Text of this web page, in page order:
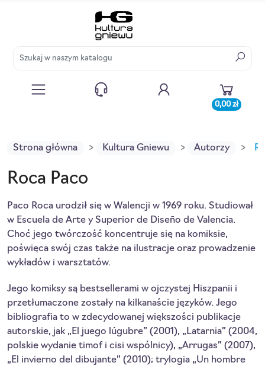
0,00 zł
Strona główna Kultura Gniewu Autorzy
Roca Paco
Paco Roca urodził się w Walencji w 1969 roku. Studiował
w Escuela de Arte y Superior de Diseño de Valencia.
Choć jego twórczość koncentruje się na komiksie,
poświęca swój czas także na ilustracje oraz prowadzenie
wykładów i warsztatów.
Jego komiksy są bestsellerami w ojczystej Hiszpanii i
przetłumaczone zostały na kilkanaście języków. Jego
bibliografia to w zdecydowanej większości publikacje
autorskie, jak „El juego lúgubre” (2001), „Latarnia” (2004,
polskie wydanie timof i cisi wspólnicy), „Arrugas” (2007),
„El invierno del dibujante” (2010); trylogia „Un hombre